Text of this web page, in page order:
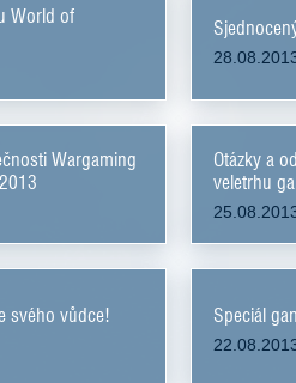
World of
Wargaming
Otázky a
veletrhu
svého vůdce! Speciál